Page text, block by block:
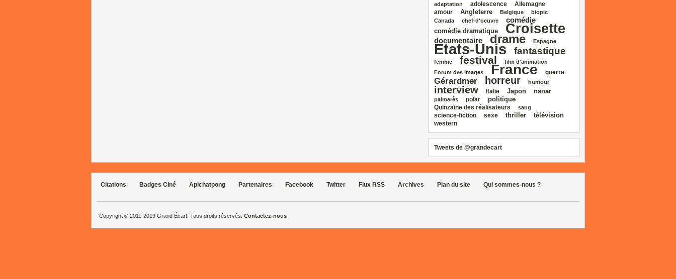
adaptation adolescence Allemagne
amour Angleterre Belgique
biopic
Canada
chef‑d'oeuvre comédie
comédie dramatique Croisette
documentaire drame Espagne
Etats‑Unis fantastique
femme festival
film d'animation
Forum des images
France guerre
Gérardmer horreur humour
interview Italie Japon nanar
palmarès polar politique
Quinzaine des réalisateurs sang
science‑fiction sexe thriller télévision
western
Tweets de @grandecart
Citations Badges Ciné Apichatpong Partenaires Facebook Twitter Flux RSS Archives Plan du site Qui sommes-nous ?
Copyright © 2011-2019 Grand Écart. Tous droits réservés. Contactez-nous